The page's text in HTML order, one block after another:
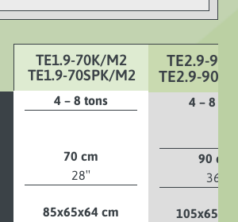
TE1.9-70K/M2
TE1.9-70SPK/M2
4 – 8 tons
70 cm
28″
85x65x64 cm
TE2.9-
TE2.9-
4 – 8
90 cm
36″